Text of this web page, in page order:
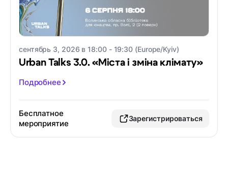
сентябрь 3, 2026 в 18:00 - 19:30 (Europe/Kyiv)
Urban Talks 3.0. «Міста і зміна клімату»
Подробнее
Бесплатное
мероприятие
Зарегистрироваться